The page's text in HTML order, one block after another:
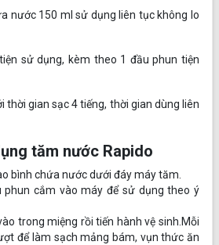
nước 150 ml sử dụng liên tục không lo
sử dụng, kèm theo 1 đầu phun tiện
thời gian sạc 4 tiếng, thời gian dùng liên
tăm nước Rapido
bình chứa nước dưới đáy máy tăm.
phun cắm vào máy để sử dụng theo ý
trong miệng rồi tiến hành vệ sinh.Mỗi
để làm sạch mảng bám, vụn thức ăn